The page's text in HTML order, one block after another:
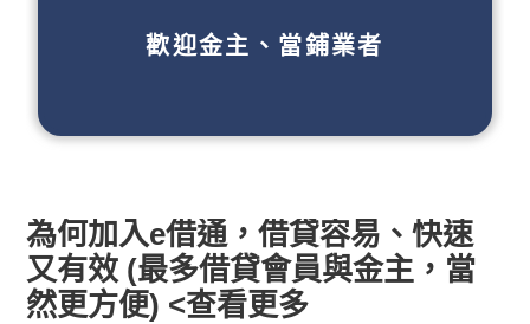
歡迎金主、當鋪業者
為何加入e借通，借貸容易、快速
又有效 (最多借貸會員與金主，當
然更方便) <查看更多